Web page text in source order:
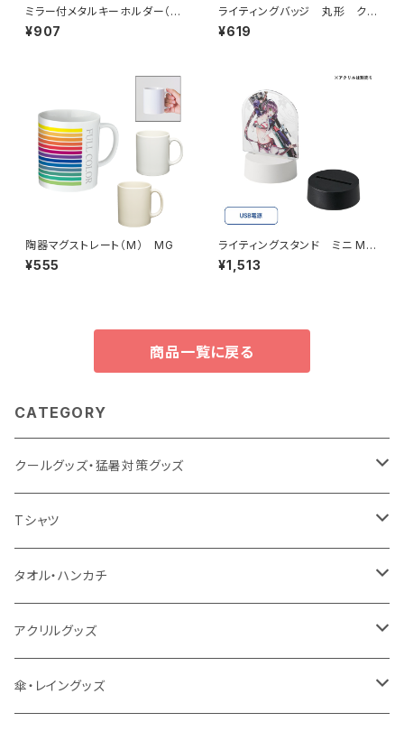
ミラー付メタルキーホルダー（ス
¥907
ライティングバッジ 丸形 クリ
ア MG
¥619
陶器マグストレート（M） MG
¥555
ライティングスタンド ミニ MG
（アクリル板対応）
¥1,513
商品一覧に戻る
CATEGORY
クールグッズ・猛暑対策グッズ
扇風機
うちわ
猛暑グッズ
冷感グッズ
Tシャツ
カスタムプリントTシャツ（国内プリント）
イージーオーダーTシャツ（海外生産）
タオル・ハンカチ
名入れタオル
今治タオル
アクリルグッズ
キーホルダー
傘・レイングッズ